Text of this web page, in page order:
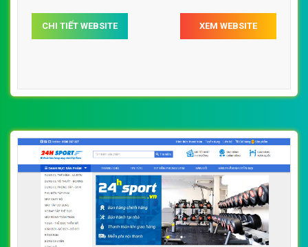
CHI TIẾT WEBSITE XEM WEBSITE